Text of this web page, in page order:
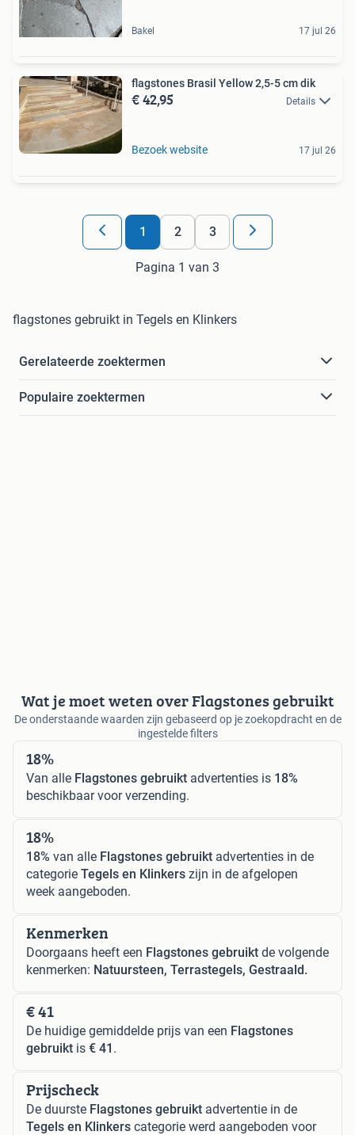
Bakel 17 jul 26
flagstones Brasil Yellow 2,5-5 cm dik
€ 42,95 Details
Bezoek website 17 jul 26
1 2 3
Pagina 1 van 3
flagstones gebruikt in Tegels en Klinkers
Gerelateerde zoektermen
Populaire zoektermen
Wat je moet weten over Flagstones gebruikt
De onderstaande waarden zijn gebaseerd op je zoekopdracht en de
ingestelde filters
18%
Van alle Flagstones gebruikt advertenties is 18%
beschikbaar voor verzending.
18%
18% van alle Flagstones gebruikt advertenties in de
categorie Tegels en Klinkers zijn in de afgelopen
week aangeboden.
Kenmerken
Doorgaans heeft een Flagstones gebruikt de volgende
kenmerken: Natuursteen, Terrastegels, Gestraald.
€ 41
De huidige gemiddelde prijs van een Flagstones
gebruikt is € 41 .
Prijscheck
De duurste Flagstones gebruikt advertentie in de
Tegels en Klinkers categorie werd aangeboden voor